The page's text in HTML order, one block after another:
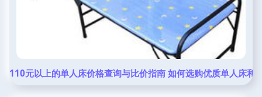
110元以上的单人床价格查询与比价指南 如何选购优质单人床和